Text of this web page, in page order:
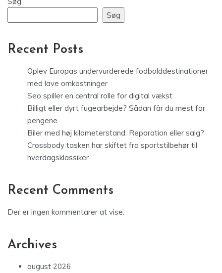
Søg
Recent Posts
Oplev Europas undervurderede fodbolddestinationer
med lave omkostninger
Seo spiller en central rolle for digital vækst
Billigt eller dyrt fugearbejde? Sådan får du mest for
pengene
Biler med høj kilometerstand: Reparation eller salg?
Crossbody tasken har skiftet fra sportstilbehør til
hverdagsklassiker
Recent Comments
Der er ingen kommentarer at vise.
Archives
august 2026